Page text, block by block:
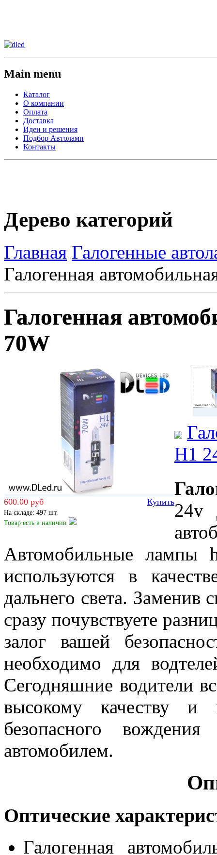
Main menu
Каталог
О компании
Оплата
Доставка
Идеи и решения
Подбор Автоламп
Контакты
Дерево категорий
Главная Галогенные
Галогенная
Галогенная
70W
600.00 руб Купить
На складе: 497 шт.
Товар есть в наличии
H1
24v
Автомобильные лампы
используются в
дальнего света.
сразу почувствуете
залог вашей
необходимо для
Сегодняшние водители
высокому качеству и
безопасного
автомобилем.
Оптические
Галогенная